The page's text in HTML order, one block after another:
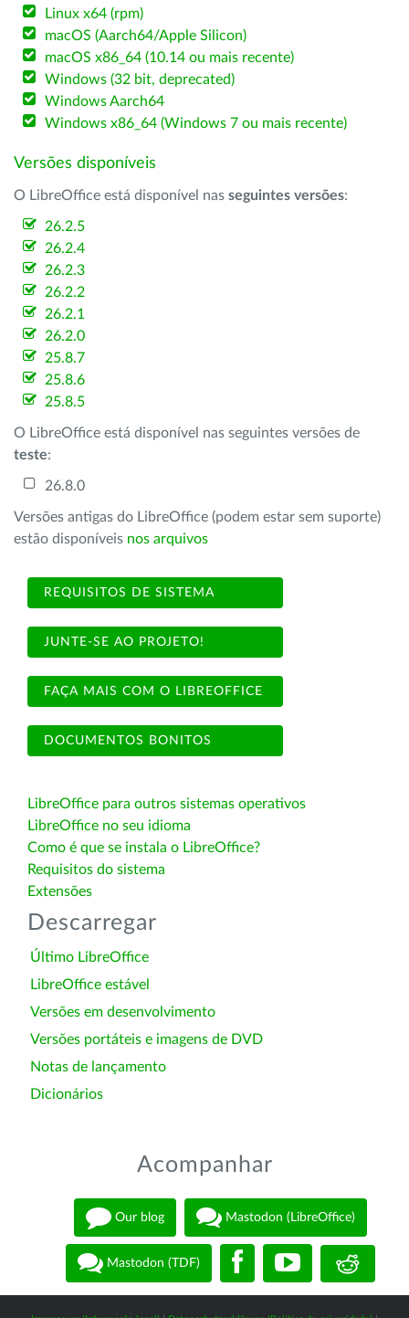
Linux x64 (rpm)
macOS (Aarch64/Apple Silicon)
macOS x86_64 (10.14 ou mais recente)
Windows (32 bit, deprecated)
Windows Aarch64
Windows x86_64 (Windows 7 ou mais recente)
Versões disponíveis
O LibreOffice está disponível nas seguintes versões:
26.2.5
26.2.4
26.2.3
26.2.2
26.2.1
26.2.0
25.8.7
25.8.6
25.8.5
O LibreOffice está disponível nas seguintes versões de
teste:
26.8.0
Versões antigas do LibreOffice (podem estar sem suporte)
estão disponíveis nos arquivos
REQUISITOS DE SISTEMA
JUNTE-SE AO PROJETO!
FAÇA MAIS COM O LIBREOFFICE
DOCUMENTOS BONITOS
LibreOffice para outros sistemas operativos
LibreOffice no seu idioma
Como é que se instala o LibreOffice?
Requisitos do sistema
Extensões
Descarregar
Último LibreOffice
LibreOffice estável
Versões em desenvolvimento
Versões portáteis e imagens de DVD
Notas de lançamento
Dicionários
Acompanhar
Our blog Mastodon (LibreOffice)
Mastodon (TDF)